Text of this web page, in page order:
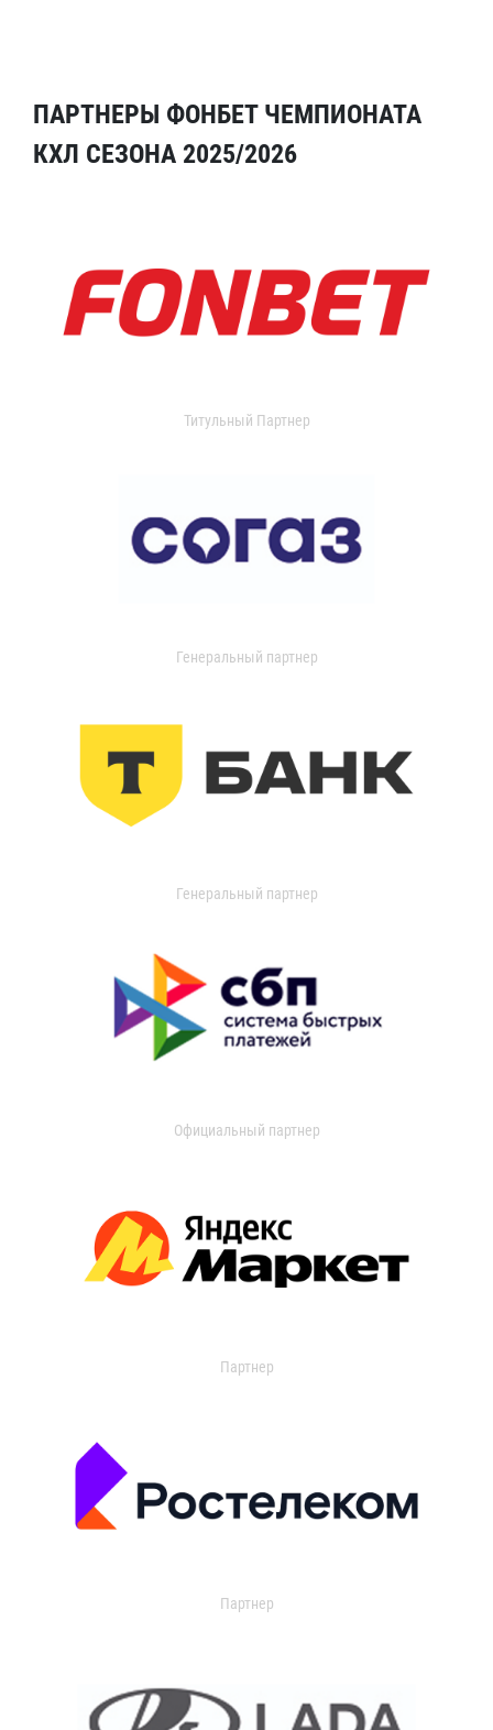
ПАРТНЕРЫ ФОНБЕТ ЧЕМПИОНАТА
КХЛ СЕЗОНА 2025/2026
Титульный Партнер
Генеральный партнер
Генеральный партнер
Официальный партнер
Партнер
Партнер